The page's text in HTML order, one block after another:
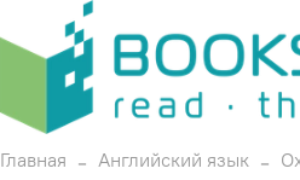
Главная Английский язык